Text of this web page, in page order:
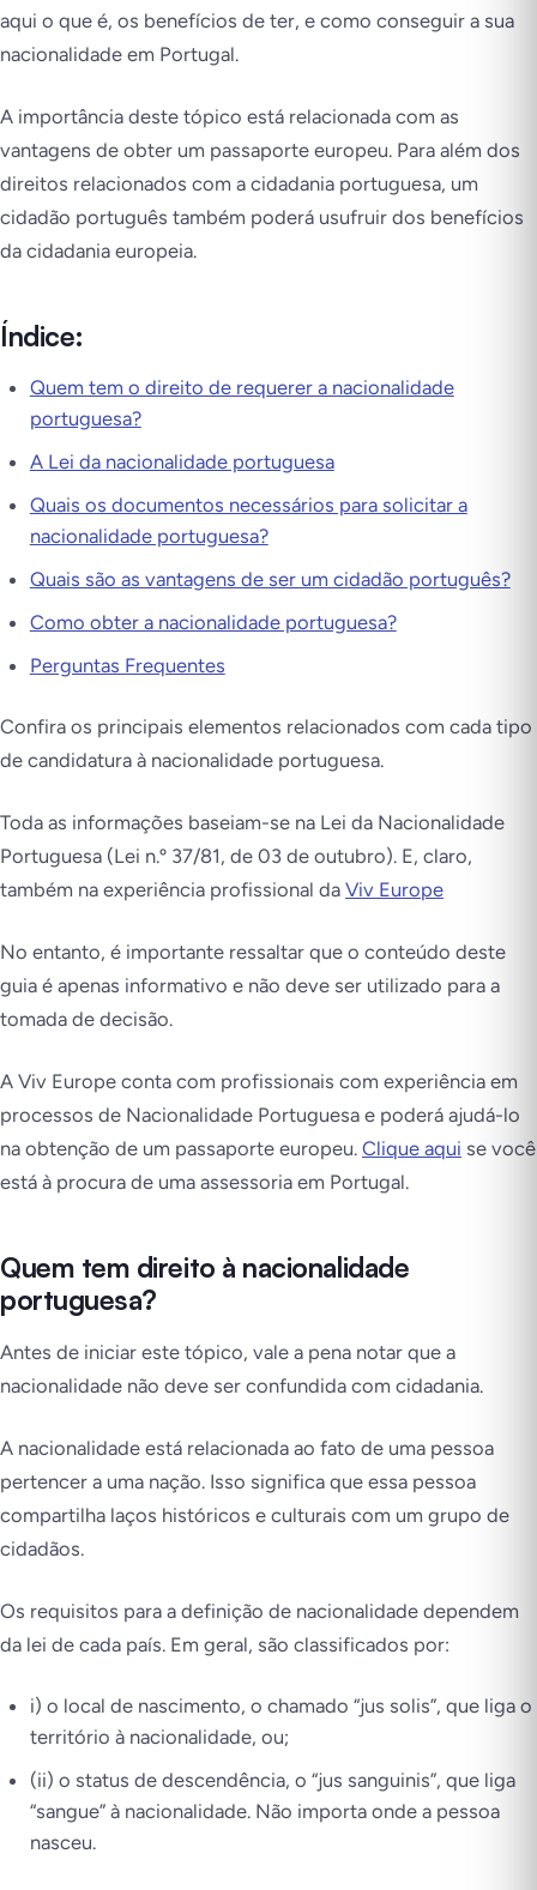
aqui o que é, os benefícios de ter, e como conseguir a sua
nacionalidade em Portugal.
A importância deste tópico está relacionada com as
vantagens de obter um passaporte europeu. Para além dos
direitos relacionados com a cidadania portuguesa, um
cidadão português também poderá usufruir dos benefícios
da cidadania europeia.
Índice:
Quem tem o direito de requerer a nacionalidade
portuguesa?
A Lei da nacionalidade portuguesa
Quais os documentos necessários para solicitar a
nacionalidade portuguesa?
Quais são as vantagens de ser um cidadão português?
Como obter a nacionalidade portuguesa?
Perguntas Frequentes
Confira os principais elementos relacionados com cada tipo
de candidatura à nacionalidade portuguesa.
Toda as informações baseiam-se na Lei da Nacionalidade
Portuguesa (Lei n.º 37/81, de 03 de outubro). E, claro,
também na experiência profissional da Viv Europe
No entanto, é importante ressaltar que o conteúdo deste
guia é apenas informativo e não deve ser utilizado para a
tomada de decisão.
A Viv Europe conta com profissionais com experiência em
processos de Nacionalidade Portuguesa e poderá ajudá-lo
na obtenção de um passaporte europeu. Clique aqui se você
está à procura de uma assessoria em Portugal.
Quem tem direito à nacionalidade
portuguesa?
Antes de iniciar este tópico, vale a pena notar que a
nacionalidade não deve ser confundida com cidadania.
A nacionalidade está relacionada ao fato de uma pessoa
pertencer a uma nação. Isso significa que essa pessoa
compartilha laços históricos e culturais com um grupo de
cidadãos.
Os requisitos para a definição de nacionalidade dependem
da lei de cada país. Em geral, são classificados por:
i) o local de nascimento, o chamado “jus solis”, que liga o
território à nacionalidade, ou;
(ii) o status de descendência, o “jus sanguinis”, que liga
“sangue” à nacionalidade. Não importa onde a pessoa
nasceu.